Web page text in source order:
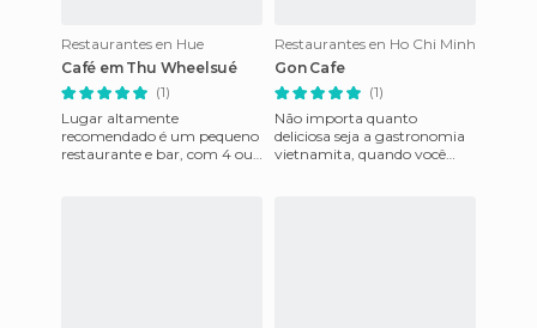
Restaurantes en Hue
Café em Thu Wheelsué
(1)
Lugar altamente
recomendado é um pequeno
restaurante e bar, com 4 ou
Restaurantes en Ho Chi Minh
Gon Cafe
(1)
Não importa quanto
deliciosa seja a gastronomia
vietnamita, quando você